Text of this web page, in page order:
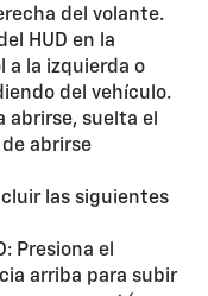
del volante.
HUD en la
a la izquierda o
del vehículo.
abrirse, suelta el
abrirse
las siguientes
Presiona el
arriba para subir